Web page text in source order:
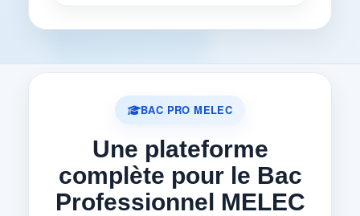
BAC PRO MELEC
Une plateforme
complète pour le Bac
Professionnel MELEC